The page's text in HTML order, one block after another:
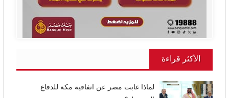
الأكثر قراءة
لماذا غابت مصر عن اتفاقية مكة للدفاع